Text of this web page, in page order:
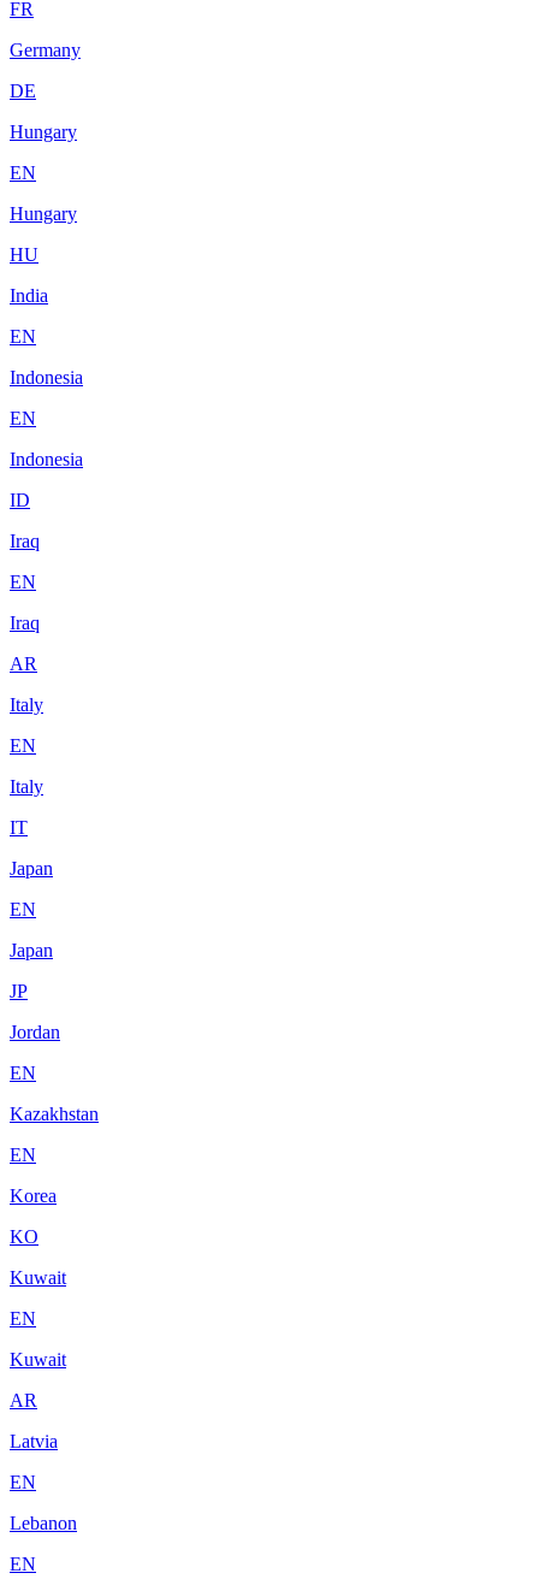
FR
Germany
DE
Hungary
EN
Hungary
HU
India
EN
Indonesia
EN
Indonesia
ID
Iraq
EN
Iraq
AR
Italy
EN
Italy
IT
Japan
EN
Japan
JP
Jordan
EN
Kazakhstan
EN
Korea
KO
Kuwait
EN
Kuwait
AR
Latvia
EN
Lebanon
EN